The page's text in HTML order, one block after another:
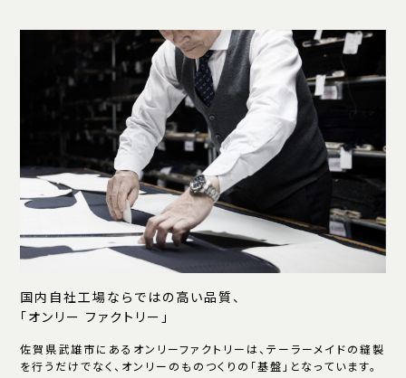
国内自社工場ならではの高い品質、
「オンリー ファクトリー」
佐賀県武雄市にあるオンリーファクトリーは、テーラーメイドの縫製
を行うだけでなく、オンリーのものつくりの「基盤」となっています。